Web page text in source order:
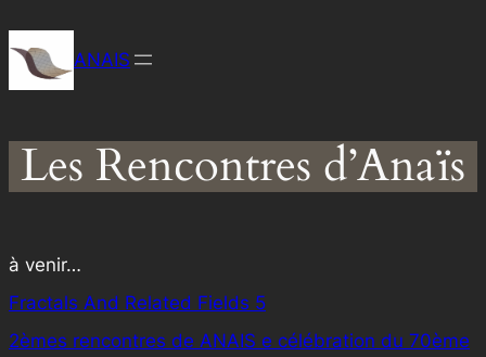
au
contenu
ANAIS
Les Rencontres d’Anaïs
à venir…
Fractals And Related Fields 5
2èmes rencontres de ANAIS e célébration du 70ème